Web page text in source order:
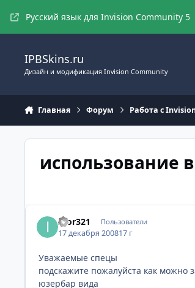
Русский язык для Invision Community 5
IPBSkins.ru
Дизайн и модификация Invision Community
Главная Форум Работа с
использование
Igor321 Пользователи
17 декабря 200817 г
Уважаемые спецы
подскажите пожалуйста как можно
юзербар вида